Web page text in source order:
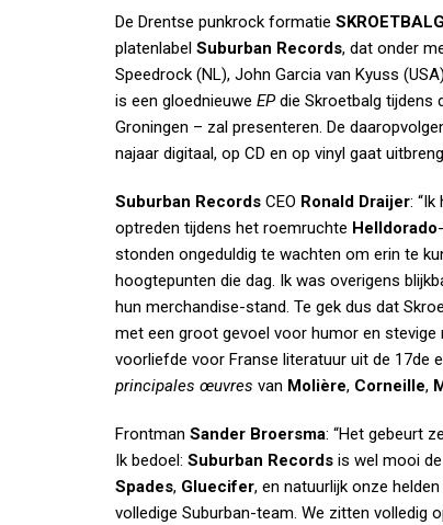
De Drentse punkrock formatie SKROETBALG
platenlabel Suburban Records, dat onder
Speedrock (NL), John Garcia van Kyuss
is een gloednieuwe EPdie Skroetbalg tijdens
Groningen – zal presenteren. De
najaar digitaal, op CD en op vinyl gaat
Suburban Records CEO Ronald Draijer:
optreden tijdens het roemruchte Helldorado
stonden ongeduldig te wachten om erin te
hoogtepunten die dag. Ik was overigens
hun merchandise-stand. Te gek dus dat
met een groot gevoel voor humor en
voorliefde voor Franse literatuur uit de 17de
principales œuvres van Molière, Corneille,
Frontman Sander Broersma: “Het gebeurt
Ik bedoel: Suburban Records is wel mooi
Spades, Gluecifer, en natuurlijk onze helden
volledige Suburban-team. We zitten volledig